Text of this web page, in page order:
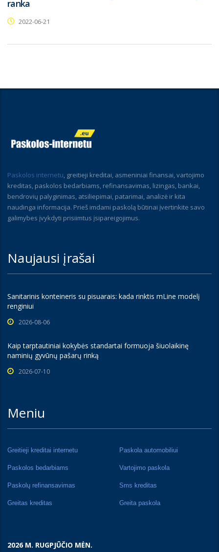
ranka
2022-06-21
Paskolos internetu, greitieji kreditai, asmeniniai finansai, vartojimo
kreditas, paskolos bedarbiams, refinansavimas, lizingas, bankai,
bendrovių palyginimas, atsiliepimai, patarimai, analizė ir kita
naudinga informacija. Prieš imdami paskolą būtinai įvertinkite savo
galimybes įvykdyti prisiimtus įsipareigojimus.
Naujausi įrašai
Sanitarinis konteineris su pisuarais: kada rinktis mLine modelį
renginiui
2026-08-06
Kaip tarptautiniai kokybės standartai formuoja šiuolaikinę
naminių gyvūnų pašarų rinką
2026-07-10
Meniu
Greitieji kreditai internetu Paskola automobiliui
Paskolos bedarbiams Vartojimo paskola
Paskolų refinansavimas Sms kreditas
Greitas kreditas Greita paskola
2026 M. RUGPJŪČIO MĖN.